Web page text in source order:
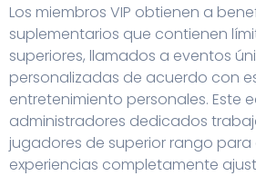
Los miembros VIP obtienen a
suplementarios que contienen
superiores, llamados a eventos
personalizadas de acuerdo con
entretenimiento personales. Este
administradores dedicados
jugadores de superior rango para
experiencias completamente